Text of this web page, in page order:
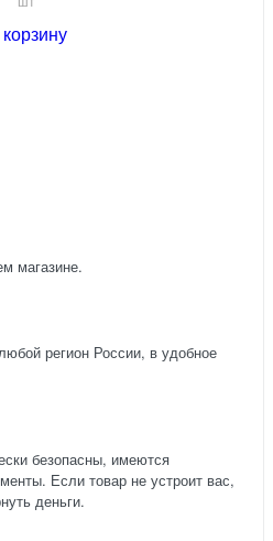
магазине.
регион России, в удобное
безопасны, имеются
Если товар не устроит вас,
деньги.